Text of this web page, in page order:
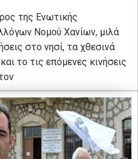
της Ενωτικής
Νομού Χανίων, μιλά
στο νησί, τα χθεσινά
το τις επόμενες κινήσεις